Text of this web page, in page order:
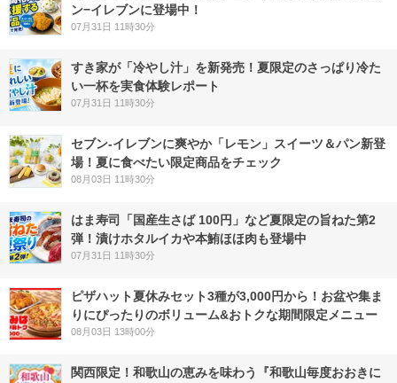
ン−イレブンに登場中！
07月31日 11時30分
すき家が「冷やし汁」を新発売！夏限定のさっぱり冷た
い一杯を実食体験レポート
07月31日 11時30分
セブン‐イレブンに爽やか「レモン」スイーツ＆パン新登
場！夏に食べたい限定商品をチェック
08月03日 11時30分
はま寿司「国産生さば 100円」など夏限定の旨ねた第2
弾！漬けホタルイカや本鮪ほほ肉も登場中
07月31日 11時30分
ピザハット夏休みセット3種が3,000円から！お盆や集ま
りにぴったりのボリューム&おトクな期間限定メニュー
08月03日 13時00分
関西限定！和歌山の恵みを味わう『和歌山毎度おおきに